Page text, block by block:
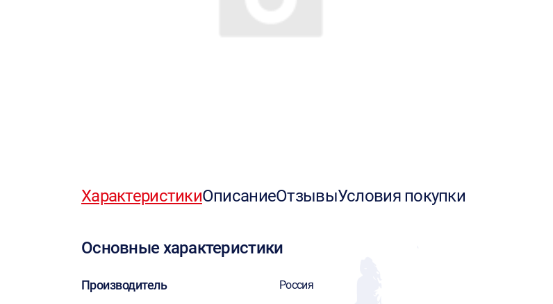
ХарактеристикиОписаниеОтзывыУсловия покупки
Основные характеристики
Производитель Россия